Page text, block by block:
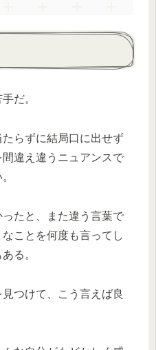
だ。
らずに結局口に出せず
違え違うニュアンスで
たと、また違う言葉で
ことを何度も言ってし
る。
つけて、こう言えば良